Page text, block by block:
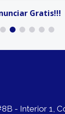
Gratis!!!
- Interior 1,